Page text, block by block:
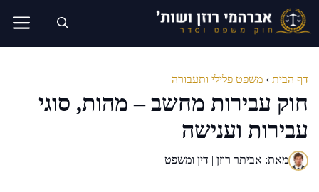
לדלג
לתוכן
דף הבית › משפט פלילי ותעבורה
חוק עבירות מחשב – מהות, סוגי
עבירות וענישה
מאת: אביתר רוזן | דין ומשפט